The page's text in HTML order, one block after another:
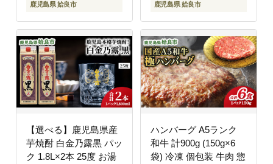
鹿児島県 姶良市 鹿児島県 姶良市
【選べる】鹿児島県産
芋焼酎 白金乃露黒 パッ
ク 1.8L×2本 25度 お湯
ハンバーグ A5ランク
和牛 計900g (150g×6
袋) 冷凍 個包装 牛肉 惣